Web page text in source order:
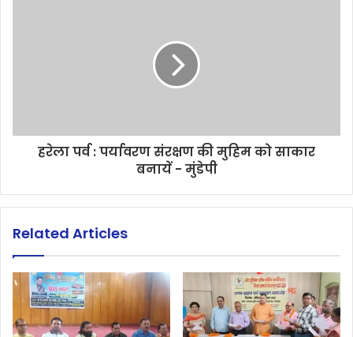
हरेला पर्व : पर्यावरण संरक्षण की मुहिम को साकार
बनायें - मुंडेपी
Related Articles